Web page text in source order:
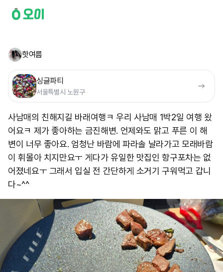
핫여름
싱글파티
서울특별시 노원구
사남매의 친해지길 바래여행ㅋ 우리 사남매 1박2일 여행 왔
어요ㅋ 제가 좋아하는 금진해변. 언제와도 맑고 푸른 이 해
변이 너무 좋아요. 엄청난 바람에 파라솔 날라가고 모래바람
이 휘몰아 치지만요ㅜ 게다가 유일한 맛집인 항구포차는 없
어졌네요ㅜ 그래서 입실 전 간단하게 소거기 구워먹고 갑니
다~^^